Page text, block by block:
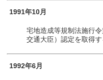
1991年10月
宅地造成等規制法施行
交通大臣）認定を取得す
1992年6月